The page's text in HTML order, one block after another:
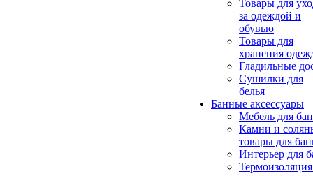
Товары для
за одеждой и
обувью
Товары для
хранения
Гладильные
Сушилки для
белья
Банные аксессуары
Мебель для
Камни и
товары для
Интерьер для